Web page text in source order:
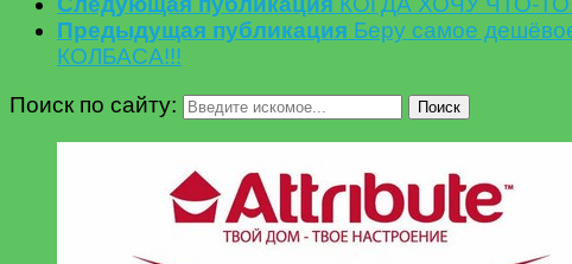
Предыдущая публикация Беру самое
КОЛБАСА!!!
Поиск по сайту:
Поиск